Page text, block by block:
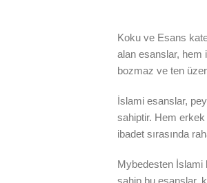
Koku ve Esans
alan esanslar, hem
bozmaz ve ten
İslami esanslar,
sahiptir. Hem erkek
ibadet sırasında
Mybedesten İslami
sahip bu esanslar,